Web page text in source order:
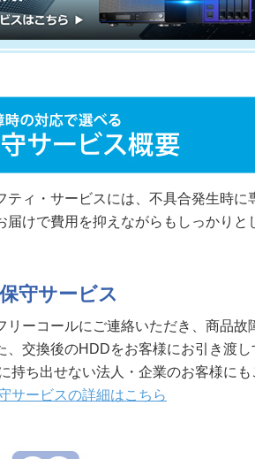
ティ・サービスには、不具合発生時に
届けで費用を抑えながらもしっかりと
守サービス
リーコールにご連絡いただき、商品
、交換後のHDDをお客様にお引き渡
持ち出せない法人・企業のお客様にも
サービスの詳細はこちら